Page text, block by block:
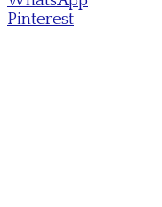
Pinterest